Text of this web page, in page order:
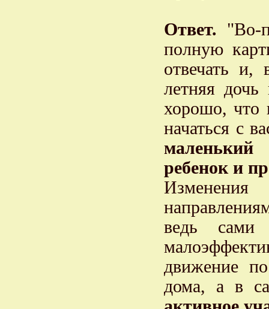
Ответ. "Во-
полную
отвечать
летняя
хорошо, что
начаться с
маленький
ребенок и
ведь сами
движение
дома, а в